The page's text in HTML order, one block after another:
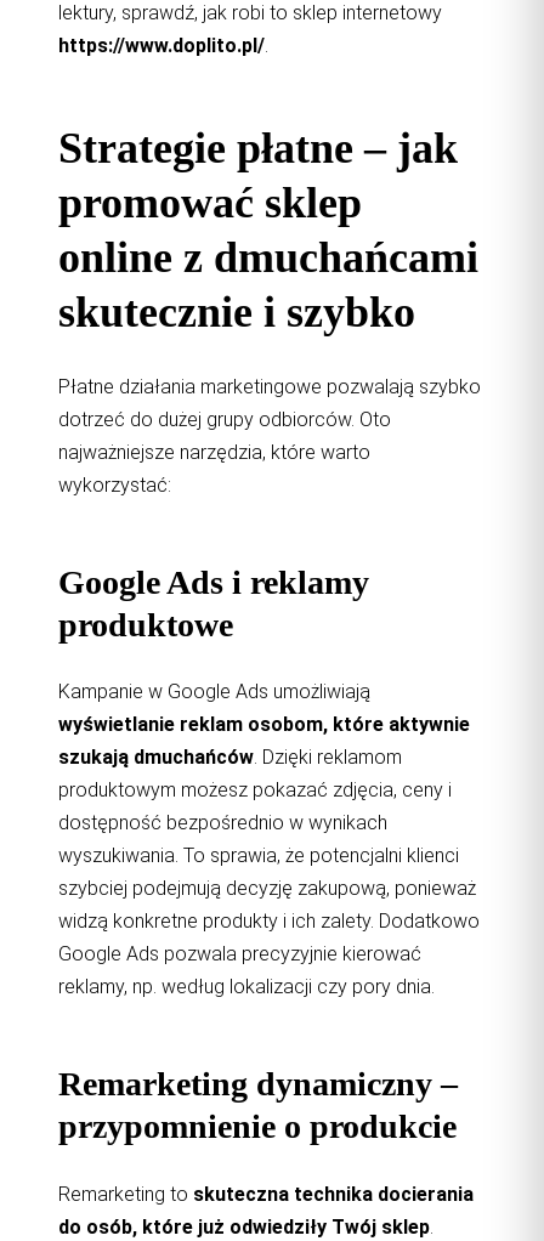
lektury, sprawdź, jak robi to sklep internetowy
https://www.doplito.pl/.
Strategie płatne – jak
promować sklep
online z dmuchańcami
skutecznie i szybko
Płatne działania marketingowe pozwalają szybko
dotrzeć do dużej grupy odbiorców. Oto
najważniejsze narzędzia, które warto
wykorzystać:
Google Ads i reklamy
produktowe
Kampanie w Google Ads umożliwiają
wyświetlanie reklam osobom, które aktywnie
szukają dmuchańców. Dzięki reklamom
produktowym możesz pokazać zdjęcia, ceny i
dostępność bezpośrednio w wynikach
wyszukiwania. To sprawia, że potencjalni klienci
szybciej podejmują decyzję zakupową, ponieważ
widzą konkretne produkty i ich zalety. Dodatkowo
Google Ads pozwala precyzyjnie kierować
reklamy, np. według lokalizacji czy pory dnia.
Remarketing dynamiczny –
przypomnienie o produkcie
Remarketing to skuteczna technika docierania
do osób, które już odwiedziły Twój sklep